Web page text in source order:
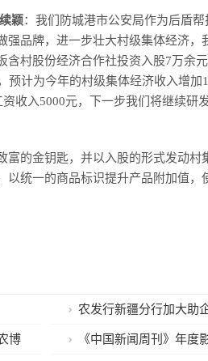
颖：我们防城港市公安局作为后盾
品牌，进一步壮大村级集体经济，
村股份经济合作社投资入股7万余
预计为今年的村级集体经济收入增加
收入5000元，下一步我们将继续研
富的金钥匙，并以入股的形式发动村
统一的商品标识提升产品附加值，
农发行新疆分行加大助
类贷款近200亿元
博 《中国新闻周刊》年度